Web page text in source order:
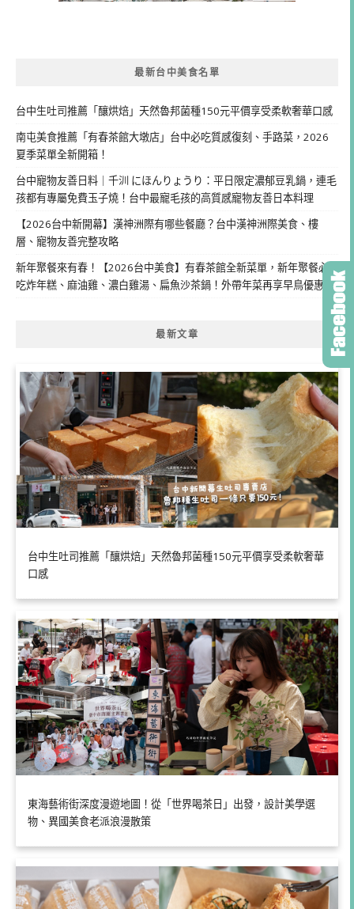
最新台中美食名單
台中生吐司推薦「釀烘焙」天然魯邦菌種150元平價享受柔軟奢華口感
南屯美食推薦「有春茶館大墩店」台中必吃質感復刻、手路菜，2026
夏季菜單全新開箱！
台中寵物友善日料｜千汌 にほんりょうり：平日限定濃郁豆乳鍋，連毛
孩都有專屬免費玉子燒！台中最寵毛孩的高質感寵物友善日本料理
【2026台中新開幕】漢神洲際有哪些餐廳？台中漢神洲際美食、樓
層、寵物友善完整攻略
新年聚餐來有春！【2026台中美食】有春茶館全新菜單，新年聚餐必
吃炸年糕、麻油雞、濃白雞湯、扁魚沙茶鍋！外帶年菜再享早鳥優惠
最新文章
台中生吐司推薦「釀烘焙」天然魯邦菌種150元平價享受柔軟奢華
口感
東海藝術街深度漫遊地圖！從「世界喝茶日」出發，設計美學選
物、異國美食老派浪漫散策